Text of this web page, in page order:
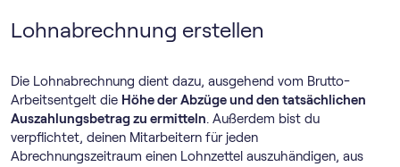
Lohnabrechnung erstellen
Die Lohnabrechnung dient dazu, ausgehend vom Brutto-
Arbeitsentgelt die Höhe der Abzüge und den tatsächlichen
Auszahlungsbetrag zu ermitteln. Außerdem bist du
verpflichtet, deinen Mitarbeitern für jeden
Abrechnungszeitraum einen Lohnzettel auszuhändigen, aus